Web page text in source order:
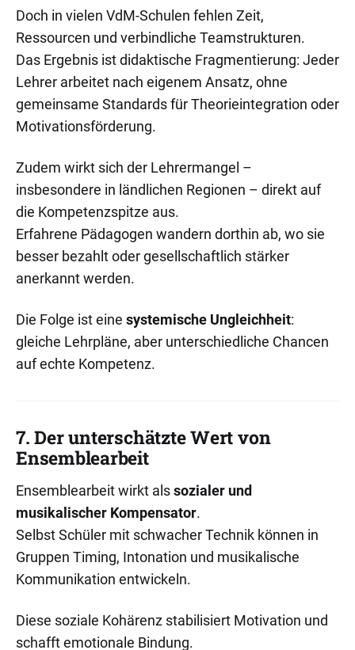
Doch in vielen VdM-Schulen fehlen Zeit,
Ressourcen und verbindliche Teamstrukturen.
Das Ergebnis ist didaktische Fragmentierung: Jeder
Lehrer arbeitet nach eigenem Ansatz, ohne
gemeinsame Standards für Theorieintegration oder
Motivationsförderung.
Zudem wirkt sich der Lehrermangel –
insbesondere in ländlichen Regionen – direkt auf
die Kompetenzspitze aus.
Erfahrene Pädagogen wandern dorthin ab, wo sie
besser bezahlt oder gesellschaftlich stärker
anerkannt werden.
Die Folge ist eine systemische Ungleichheit:
gleiche Lehrpläne, aber unterschiedliche Chancen
auf echte Kompetenz.
7. Der unterschätzte Wert von
Ensemblearbeit
Ensemblearbeit wirkt alssozialer und
musikalischer Kompensator.
Selbst Schüler mit schwacher Technik können in
Gruppen Timing, Intonation und musikalische
Kommunikation entwickeln.
Diese soziale Kohärenz stabilisiert Motivation und
schafft emotionale Bindung.